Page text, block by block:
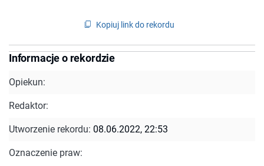
Kopiuj link do rekordu
Informacje o rekordzie
Opiekun:
Redaktor:
Utworzenie rekordu: 08.06.2022, 22:53
Oznaczenie praw: